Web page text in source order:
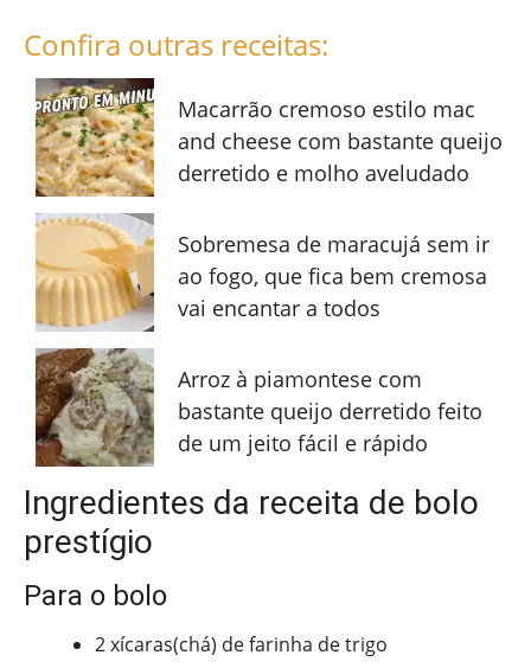
Confira outras receitas:
Macarrão cremoso estilo mac
and cheese com bastante queijo
derretido e molho aveludado
Sobremesa de maracujá sem ir
ao fogo, que fica bem cremosa
vai encantar a todos
Arroz à piamontese com
bastante queijo derretido feito
de um jeito fácil e rápido
Ingredientes da receita de bolo
prestígio
Para o bolo
2 xícaras(chá) de farinha de trigo